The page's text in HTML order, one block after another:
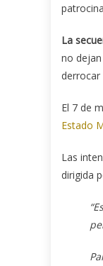
La
no
El 7 de
Estado
Las
dirigida